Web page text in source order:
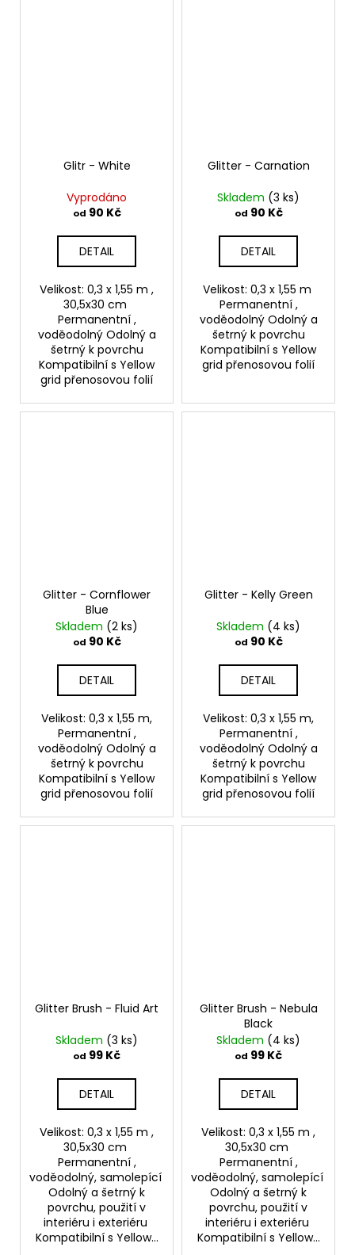
Glitr - White
Vyprodáno
od 90 Kč
DETAIL
Velikost: 0,3 x 1,55 m ,
30,5x30 cm
Permanentní ,
voděodolný Odolný a
šetrný k povrchu
Kompatibilní s Yellow
grid přenosovou folií
Glitter - Carnation
Skladem (3 ks)
od 90 Kč
DETAIL
Velikost: 0,3 x 1,55 m
Permanentní ,
voděodolný Odolný a
šetrný k povrchu
Kompatibilní s Yellow
grid přenosovou folií
Glitter - Cornflower
Blue
Skladem (2 ks)
od 90 Kč
DETAIL
Velikost: 0,3 x 1,55 m,
Permanentní ,
voděodolný Odolný a
šetrný k povrchu
Kompatibilní s Yellow
grid přenosovou folií
Glitter - Kelly Green
Skladem (4 ks)
od 90 Kč
DETAIL
Velikost: 0,3 x 1,55 m,
Permanentní ,
voděodolný Odolný a
šetrný k povrchu
Kompatibilní s Yellow
grid přenosovou folií
Glitter Brush - Fluid Art
Skladem (3 ks)
od 99 Kč
DETAIL
Velikost: 0,3 x 1,55 m ,
30,5x30 cm
Permanentní ,
voděodolný, samolepící
Odolný a šetrný k
povrchu, použití v
interiéru i exteriéru
Kompatibilní s Yellow...
Glitter Brush - Nebula
Black
Skladem (4 ks)
od 99 Kč
DETAIL
Velikost: 0,3 x 1,55 m ,
30,5x30 cm
Permanentní ,
voděodolný, samolepící
Odolný a šetrný k
povrchu, použití v
interiéru i exteriéru
Kompatibilní s Yellow...